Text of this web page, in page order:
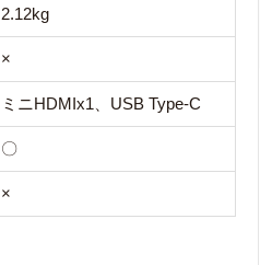
2.12kg
×
ミニHDMIx1、USB Type-C
〇
×